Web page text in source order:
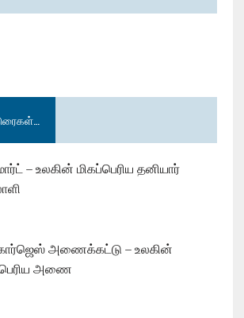
– உலகின் மிகப்பெரிய தனியார்
அணைக்கட்டு – உலகின்
அணை